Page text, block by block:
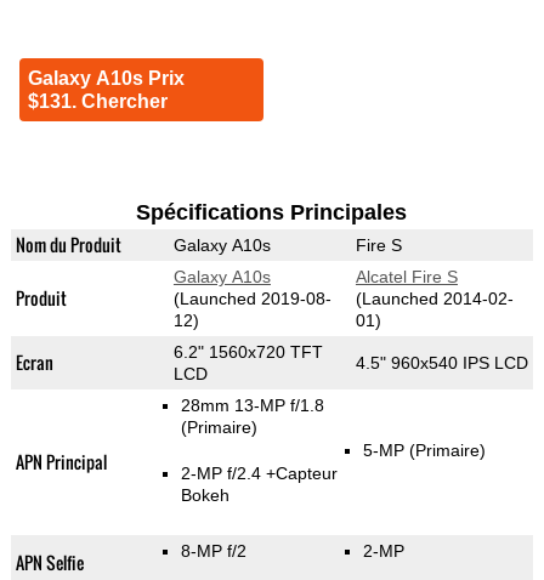
Galaxy A10s Prix
$131. Chercher
Spécifications Principales
Nom du Produit Galaxy A10s Fire S
Produit
Galaxy A10s
(Launched 2019-08-
12)
Alcatel Fire S
(Launched 2014-02-
01)
Ecran
6.2" 1560x720 TFT
LCD
4.5" 960x540 IPS LCD
APN Principal
28mm 13-MP f/1.8
(Primaire)
2-MP f/2.4 +Capteur
Bokeh
5-MP (Primaire)
APN Selfie 8-MP f/2 2-MP